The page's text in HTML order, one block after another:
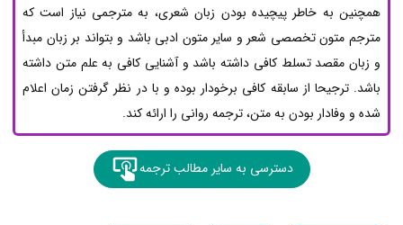
همچنین به خاطر پیچیده بودن زبان شعری، به مترجمی نیاز است که
مترجم متون تخصصی شعر و سایر متون ادبی باشد و بتواند بر زبان مبدأ
و زبان مقصد تسلط کافی داشته باشد و آشنایی کافی به علم متن داشته
باشد. ترجیحا از سابقه کافی برخودار بوده و با در نظر گرفتن زمان اعلام
شده و وفادار بودن به متن، ترجمه روانی را ارائه کند.
دسترسی به سایر مطالب ترجمه